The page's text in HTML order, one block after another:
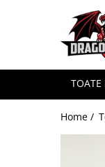
TOATE
Home /